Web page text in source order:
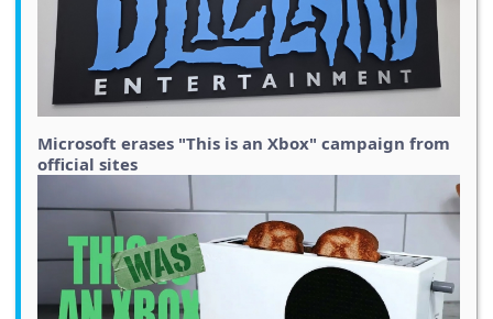
Microsoft erases "This is an Xbox" campaign from
official sites